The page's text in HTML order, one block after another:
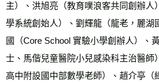
主）、洪旭亮（教育噗浪客共同創辦人
學系統創始人）、劉輝龍（龍老，麗湖
國（Core School 實驗小學創辦人）、
士、馬偕兒童醫院小兒感染科主治醫師
高中附設國中部數學老師）、趙介亭（